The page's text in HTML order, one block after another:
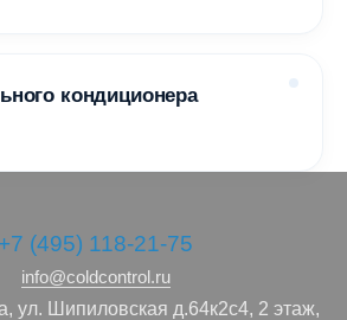
кондиционера
+7 (495) 118-21-75
info@coldcontrol.ru
ул. Шипиловская д.64к2с4, 2 этаж,